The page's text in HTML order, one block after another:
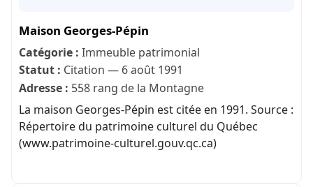
Maison Georges-Pépin
Catégorie : Immeuble patrimonial
Statut : Citation — 6 août 1991
Adresse : 558 rang de la Montagne
La maison Georges-Pépin est citée en 1991. Source :
Répertoire du patrimoine culturel du Québec
(www.patrimoine-culturel.gouv.qc.ca)